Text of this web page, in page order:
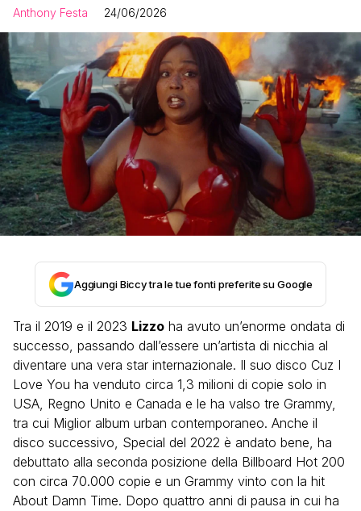
Anthony Festa 24/06/2026
Aggiungi Biccy tra le tue fonti preferite su Google
Tra il 2019 e il 2023 Lizzo ha avuto un’enorme ondata di
successo, passando dall’essere un’artista di nicchia al
diventare una vera star internazionale. Il suo disco Cuz I
Love You ha venduto circa 1,3 milioni di copie solo in
USA, Regno Unito e Canada e le ha valso tre Grammy,
tra cui Miglior album urban contemporaneo. Anche il
disco successivo, Special del 2022 è andato bene, ha
debuttato alla seconda posizione della Billboard Hot 200
con circa 70.000 copie e un Grammy vinto con la hit
About Damn Time. Dopo quattro anni di pausa in cui ha